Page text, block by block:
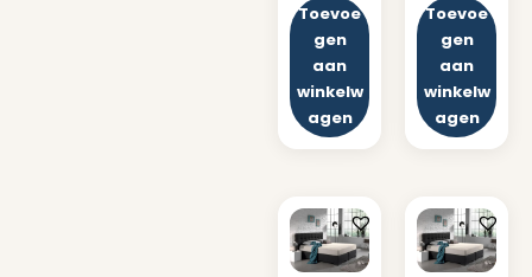
Toevoe
gen
aan
winkelw
agen
Toevoe
gen
aan
winkelw
agen